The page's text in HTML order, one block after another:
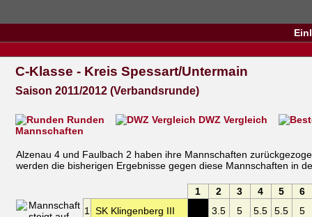
C-Klasse - Kreis Spessart/Untermain
Saison 2011/2012 (Verbandsrunde)
Runden
DWZ Vergleich
Mannschaften
Alzenau 4 und Faulbach 2 haben ihre Mannschaften
werden die bisherigen Ergebnisse gegen diese Mannschaften in
1 2 3 4 5
6
1
SK Klingenberg III 3.5 5 5.5 5.5
5